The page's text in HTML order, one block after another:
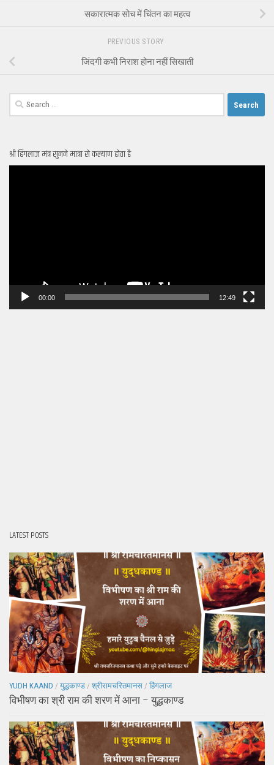
सकारात्मक सोच में चिंतन का महत्व
PREVIOUS STORY
जिंदगी कभी निराश होना नहीं सिखाती
Search
for:
श्री हिंगलाज मंत्र सुनने मात्रा से कल्याण होता है
00:00 12:49
LATEST POSTS
YUDH KAAND / युद्धकाण्ड / श्रीरामचरितमानस / हिंगलाज
विभीषण का श्री राम की शरण में आना – युद्धकाण्ड